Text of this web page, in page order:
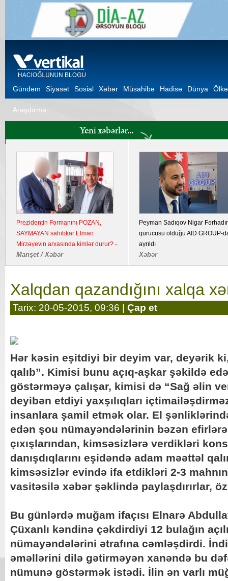
Gündəm Siyasət Sosial Xəbər Müsahibə Hadisə Dünya Ölkə
Araşdırma
çox
Azərbaycanda bir sıra icbari sığorta
növləri üzrə DƏYİŞİKLİKLƏR
OLACAQ
Manşet / Ölkə
Ukrayna Krımda iki
bombalayıb, "Pantsir"
Xalqdan qazandığını xalqa
Tarix: 20-05-2015, 09:36 | Çap et
Hər kəsin eşitdiyi bir deyim var, deyərik
qalıb”. Kimisi bunu açıq-aşkar şəkildə
göstərməyə çalışar, kimisi də “Sağ əlin
deyibən etdiyi yaxşılıqları
insanlara şamil etmək olar. El
edən şou nümayəndələrinin bəzən
çıxışlarından, kimsəsizlərə verdikləri
danışdıqlarını eşidəndə adam məəttəl
kimsəsizlər evində ifa etdikləri 2-3
vasitəsilə xəbər şəklində paylaşdırırlar,
Bu günlərdə muğam ifaçısı Elnarə
Çüxanlı kəndinə çəkdirdiyi 12 bulağın
nümayəndələrini ətrafına cəmləşdirdi.
əməllərini dilə gətirməyən xanəndə bu
nümunə göstərmək istədi. İlin ən varlı